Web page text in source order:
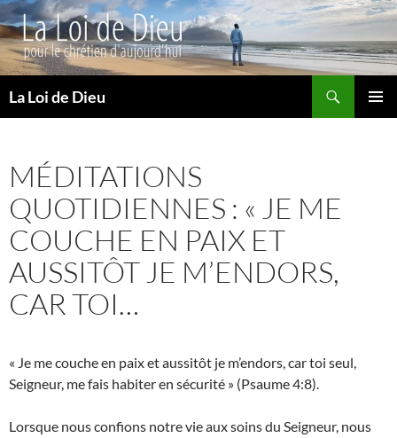
La Loi de Dieu
MÉDITATIONS
QUOTIDIENNES : « JE ME
COUCHE EN PAIX ET
AUSSITÔT JE M’ENDORS,
CAR TOI…
« Je me couche en paix et aussitôt je m’endors, car toi seul,
Seigneur, me fais habiter en sécurité » (Psaume 4:8).
Lorsque nous confions notre vie aux soins du Seigneur, nous